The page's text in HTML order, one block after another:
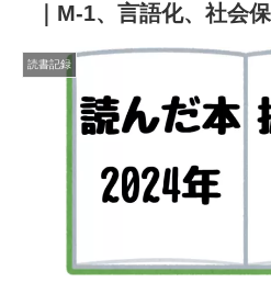
｜M-1、言語化、社会
読書記録